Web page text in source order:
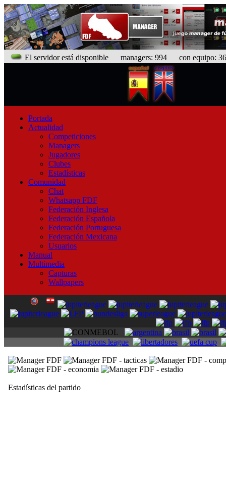
El servidor está disponible managers: 994 con equipo:
Portada
Actualidad
Competiciones
Managers
Jugadores
Clubes
Estadísticas
Comunidad
Chat
Whatsapp FDF
Federación Inglesa
Federación Española
Federación Portuguesa
Federación Mexicana
Usuarios
Manual
Multimedia
Capturas
Wallpapers
Estadísticas del partido